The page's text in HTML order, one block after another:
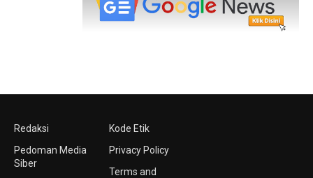
Redaksi
Pedoman Media
Siber
Kode Etik
Privacy Policy
Terms and